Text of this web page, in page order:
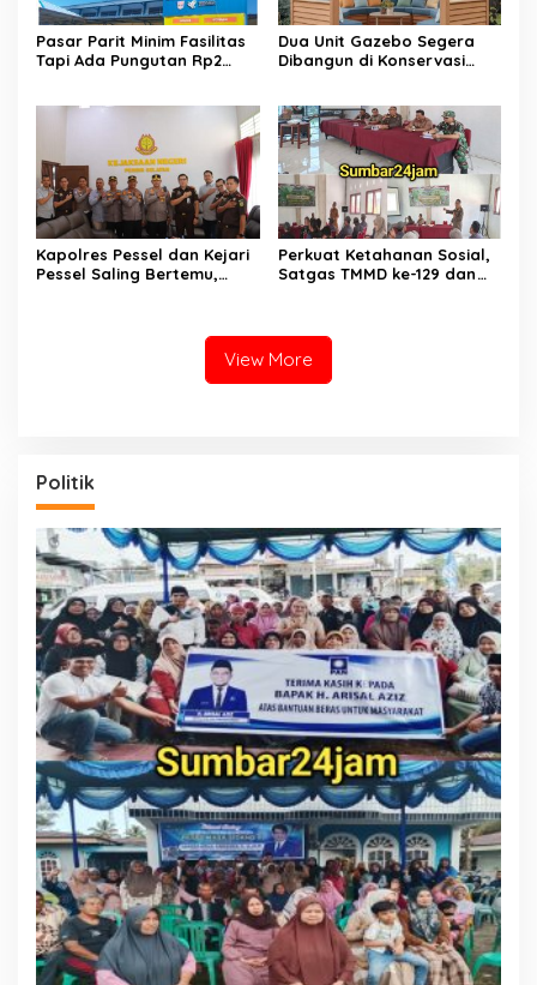
​Pasar Parit Minim Fasilitas
Tapi Ada Pungutan Rp2
Dua Unit Gazebo Segera
Dibangun di Konservasi
Kapolres Pessel dan Kejari
Pessel Saling Bertemu,
Perkuat Ketahanan Sosial,
Satgas TMMD ke-129 dan
View More
Politik